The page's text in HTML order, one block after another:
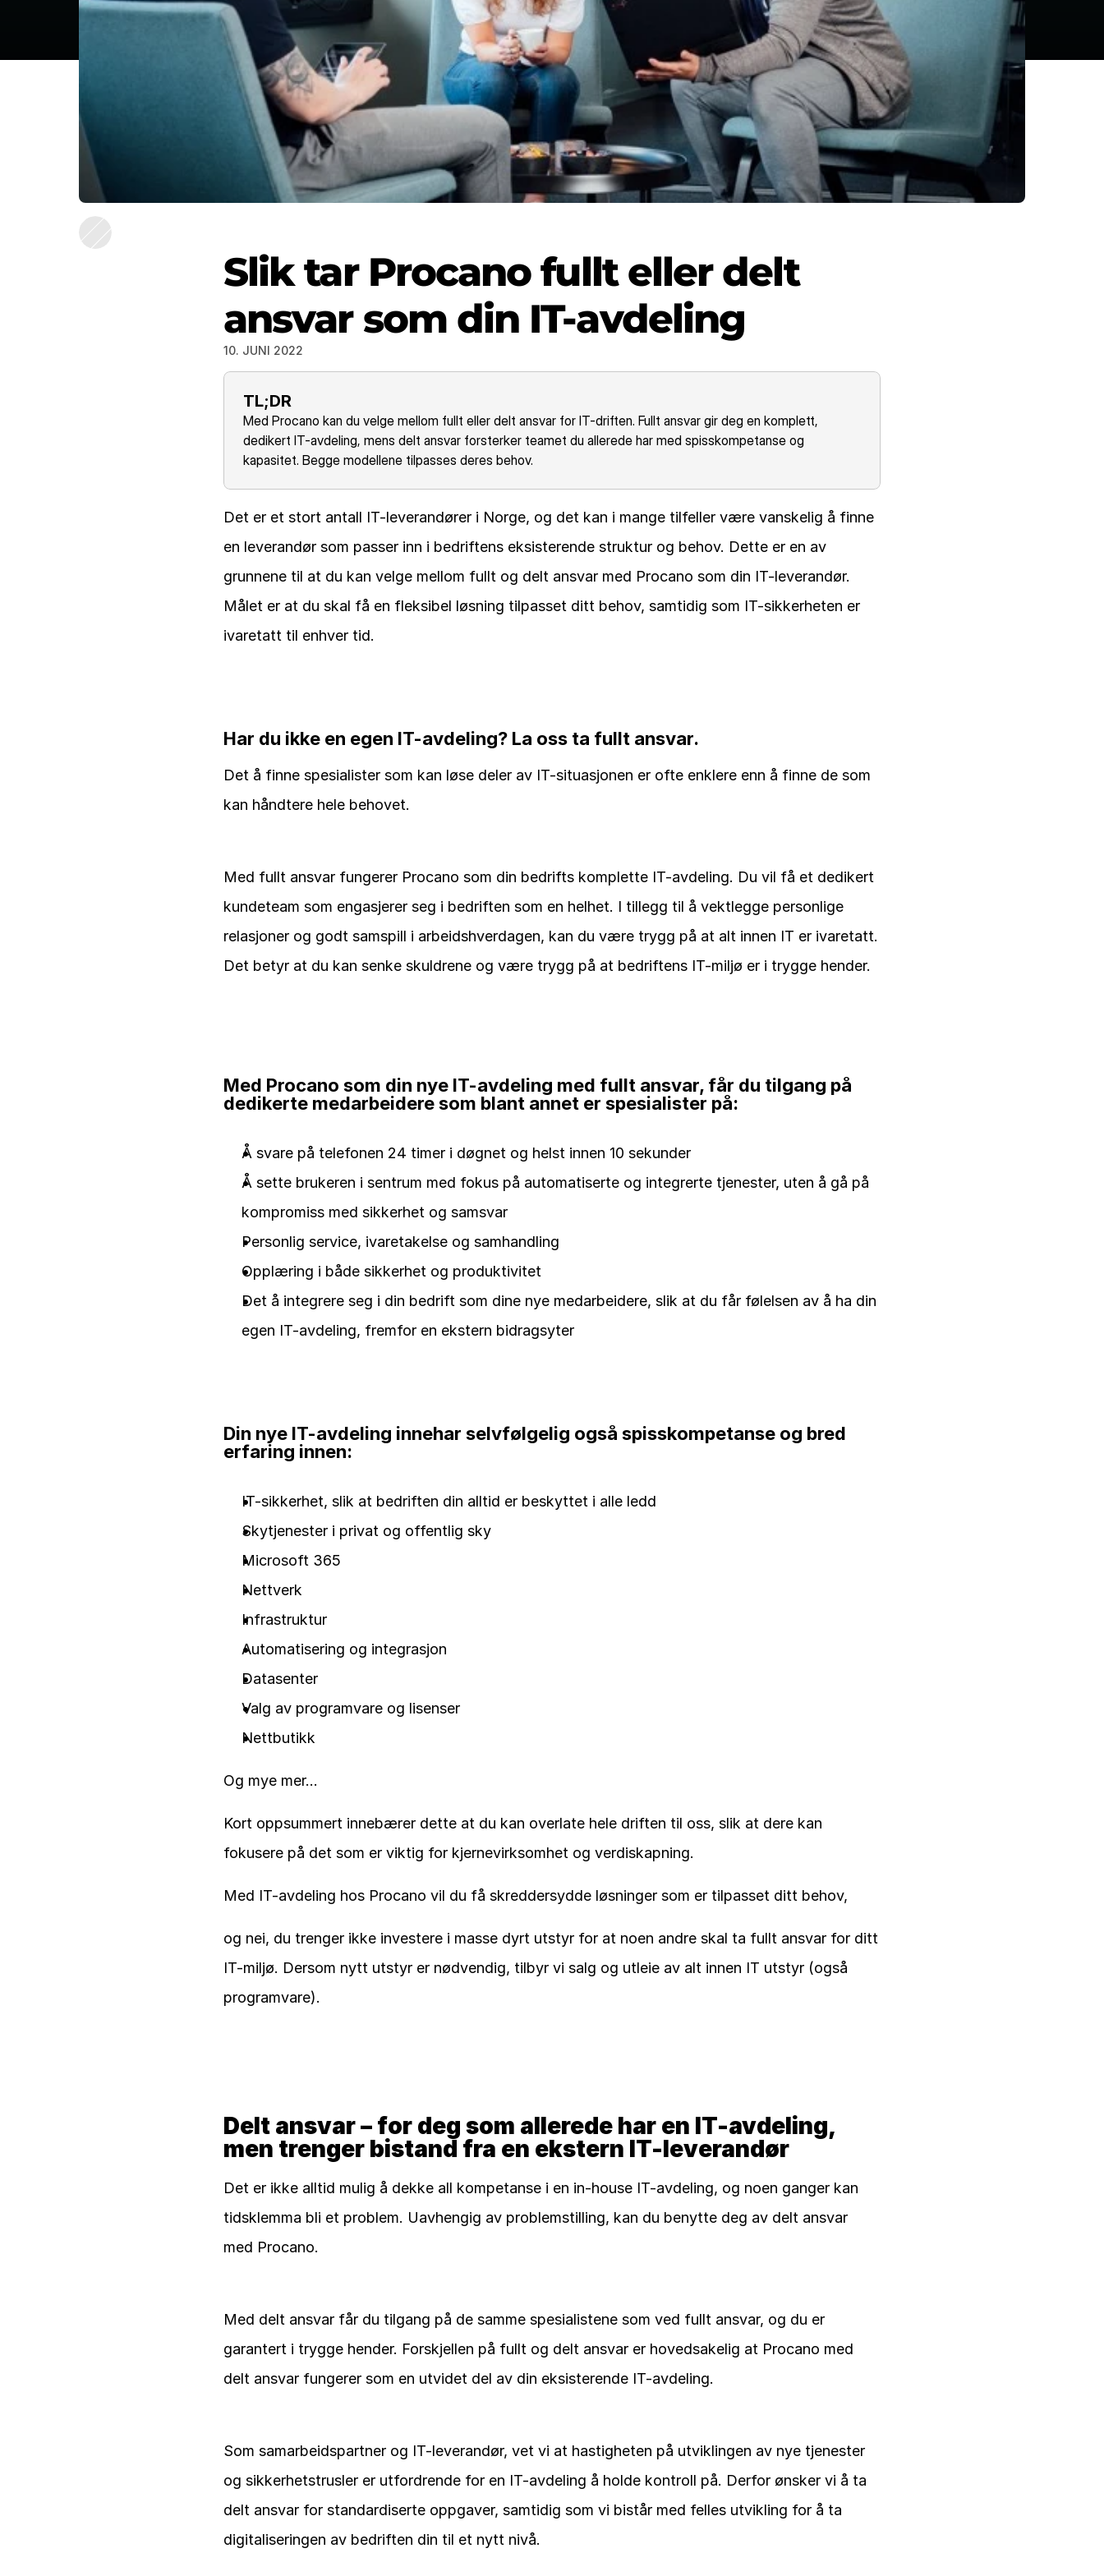
Slik tar Procano fullt eller delt
ansvar som din IT-avdeling
10. JUNI 2022
TL;DR
Med Procano kan du velge mellom fullt eller delt ansvar for IT-driften. Fullt ansvar gir deg en komplett,
dedikert IT-avdeling, mens delt ansvar forsterker teamet du allerede har med spisskompetanse og
kapasitet. Begge modellene tilpasses deres behov.
Det er et stort antall IT-leverandører i Norge, og det kan i mange tilfeller være vanskelig å finne
en leverandør som passer inn i bedriftens eksisterende struktur og behov. Dette er en av
grunnene til at du kan velge mellom fullt og delt ansvar med Procano som din IT-leverandør.
Målet er at du skal få en fleksibel løsning tilpasset ditt behov, samtidig som IT-sikkerheten er
ivaretatt til enhver tid.
Har du ikke en egen IT-avdeling? La oss ta fullt ansvar.
Det å finne spesialister som kan løse deler av IT-situasjonen er ofte enklere enn å finne de som
kan håndtere hele behovet.
Med fullt ansvar fungerer Procano som din bedrifts komplette IT-avdeling. Du vil få et dedikert
kundeteam som engasjerer seg i bedriften som en helhet. I tillegg til å vektlegge personlige
relasjoner og godt samspill i arbeidshverdagen, kan du være trygg på at alt innen IT er ivaretatt.
Det betyr at du kan senke skuldrene og være trygg på at bedriftens IT-miljø er i trygge hender.
Med Procano som din nye IT-avdeling med fullt ansvar, får du tilgang på
dedikerte medarbeidere som blant annet er spesialister på:
Å svare på telefonen 24 timer i døgnet og helst innen 10 sekunder
Å sette brukeren i sentrum med fokus på automatiserte og integrerte tjenester, uten å gå på
kompromiss med sikkerhet og samsvar
Personlig service, ivaretakelse og samhandling
Opplæring i både sikkerhet og produktivitet
Det å integrere seg i din bedrift som dine nye medarbeidere, slik at du får følelsen av å ha din
egen IT-avdeling, fremfor en ekstern bidragsyter
Din nye IT-avdeling innehar selvfølgelig også spisskompetanse og bred
erfaring innen:
IT-sikkerhet, slik at bedriften din alltid er beskyttet i alle ledd
Skytjenester i privat og offentlig sky
Microsoft 365
Nettverk
Infrastruktur
Automatisering og integrasjon
Datasenter
Valg av programvare og lisenser
Nettbutikk
Og mye mer...
Kort oppsummert innebærer dette at du kan overlate hele driften til oss, slik at dere kan
fokusere på det som er viktig for kjernevirksomhet og verdiskapning.
Med IT-avdeling hos Procano vil du få skreddersydde løsninger som er tilpasset ditt behov,
og nei, du trenger ikke investere i masse dyrt utstyr for at noen andre skal ta fullt ansvar for ditt
IT-miljø. Dersom nytt utstyr er nødvendig, tilbyr vi salg og utleie av alt innen IT utstyr (også
programvare).
Delt ansvar – for deg som allerede har en IT-avdeling,
men trenger bistand fra en ekstern IT-leverandør
Det er ikke alltid mulig å dekke all kompetanse i en in-house IT-avdeling, og noen ganger kan
tidsklemma bli et problem. Uavhengig av problemstilling, kan du benytte deg av delt ansvar
med Procano.
Med delt ansvar får du tilgang på de samme spesialistene som ved fullt ansvar, og du er
garantert i trygge hender. Forskjellen på fullt og delt ansvar er hovedsakelig at Procano med
delt ansvar fungerer som en utvidet del av din eksisterende IT-avdeling.
Som samarbeidspartner og IT-leverandør, vet vi at hastigheten på utviklingen av nye tjenester
og sikkerhetstrusler er utfordrende for en IT-avdeling å holde kontroll på. Derfor ønsker vi å ta
delt ansvar for standardiserte oppgaver, samtidig som vi bistår med felles utvikling for å ta
digitaliseringen av bedriften din til et nytt nivå.